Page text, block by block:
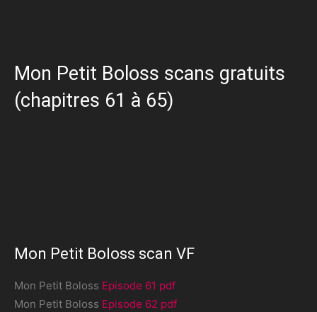
Mon Petit Boloss scans gratuits
(chapitres 61 à 65)
Mon Petit Boloss scan VF
Mon Petit Boloss Episode 61 pdf
Mon Petit Boloss Episode 62 pdf